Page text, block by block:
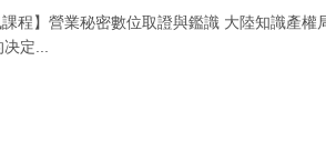
程】營業秘密數位取證與鑑識 大陸知識產權
决定...